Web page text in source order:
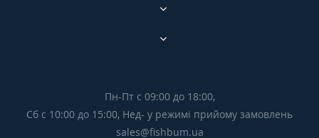
Пн-Пт с 09:00 до 18:00,
Сб с 10:00 до 15:00, Нед- у режимі прийому замовлень
sales@fishbum.ua